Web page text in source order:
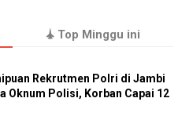
Top Minggu ini
Rekrutmen Polri di Jambi
Oknum Polisi, Korban Capai 12